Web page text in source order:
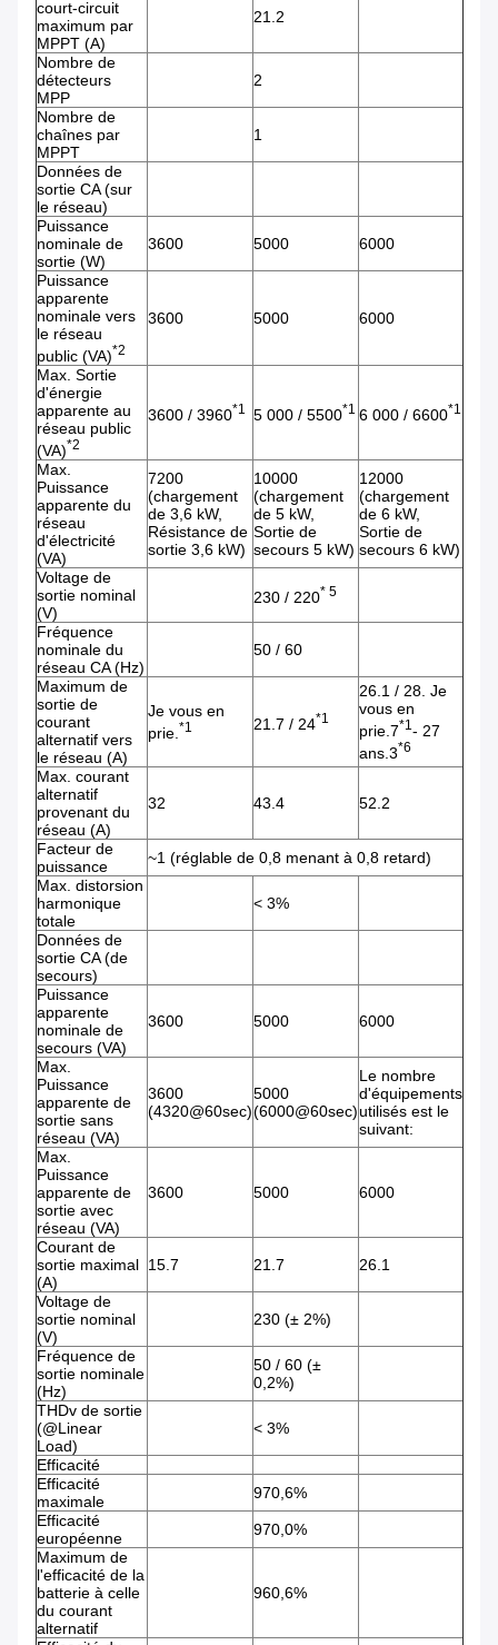
court-circuit
maximum par
MPPT (A)
21.2
Nombre de
détecteurs
MPP
2
Nombre de
chaînes par
MPPT
1
Données de
sortie CA (sur
le réseau)
Puissance
nominale de
sortie (W)
3600 5000 6000
Puissance
apparente
nominale vers
le réseau
public (VA)*2
3600 5000 6000
Max. Sortie
d'énergie
apparente au
réseau public
(VA)*2
3600 / 3960*1 5 000 / 5500*1 6 000 / 6600*1
Max.
Puissance
apparente du
réseau
d'électricité
(VA)
7200
(chargement
de 3,6 kW,
Résistance de
sortie 3,6 kW)
10000
(chargement
de 5 kW,
Sortie de
secours 5 kW)
12000
(chargement
de 6 kW,
Sortie de
secours 6 kW)
Voltage de
sortie nominal
(V)
230 / 220* 5
Fréquence
nominale du
réseau CA (Hz)
50 / 60
Maximum de
sortie de
courant
alternatif vers
le réseau (A)
Je vous en
prie. *1 21.7 / 24*1
26.1 / 28. Je
vous en
prie.7*1 - 27
ans.3*6
Max. courant
alternatif
provenant du
réseau (A)
32 43.4 52.2
Facteur de
puissance
~1 (réglable de 0,8 menant à 0,8 retard)
Max. distorsion
harmonique
totale
< 3%
Données de
sortie CA (de
secours)
Puissance
apparente
nominale de
secours (VA)
3600 5000 6000
Max.
Puissance
apparente de
sortie sans
réseau (VA)
3600
(4320@60sec)
5000
(6000@60sec)
Le nombre
d'équipements
utilisés est le
suivant:
Max.
Puissance
apparente de
sortie avec
réseau (VA)
3600 5000 6000
Courant de
sortie maximal
(A)
15.7 21.7 26.1
Voltage de
sortie nominal
(V)
230 (± 2%)
Fréquence de
sortie nominale
(Hz)
50 / 60 (±
0,2%)
THDv de sortie
(@Linear
Load)
< 3%
Efficacité
Efficacité
maximale
970,6%
Efficacité
européenne
970,0%
Maximum de
l'efficacité de la
batterie à celle
du courant
alternatif
960,6%